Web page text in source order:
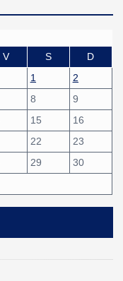
V S
D
1
2
8
9
15
16
22
23
29
30